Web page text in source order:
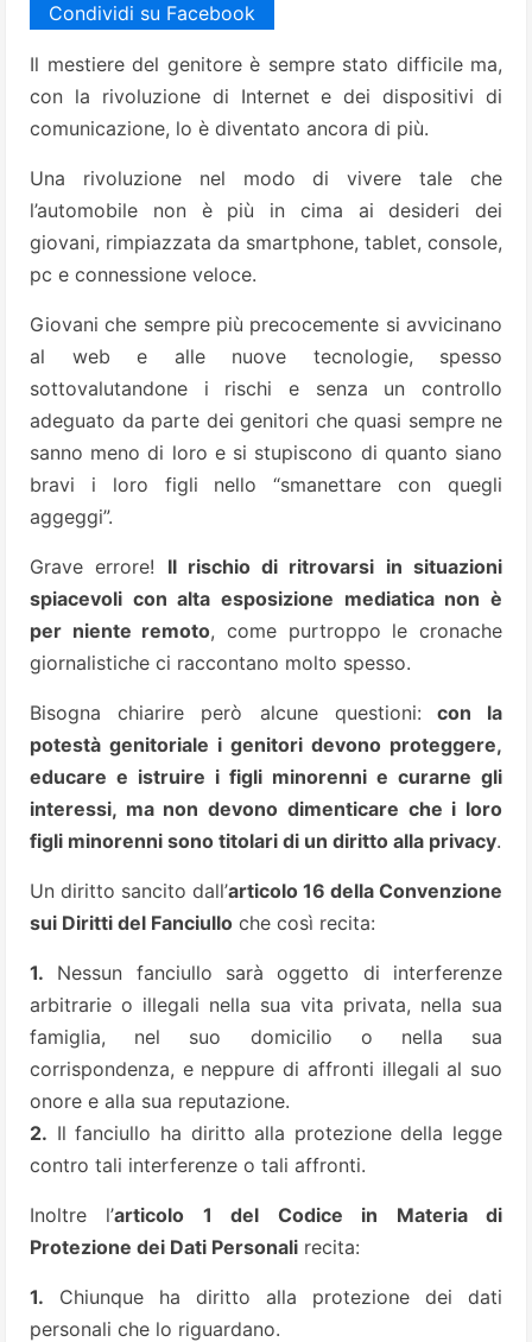
Condividi su Facebook
Il mestiere del genitore è sempre stato difficile ma,
con la rivoluzione di Internet e dei dispositivi di
comunicazione, lo è diventato ancora di più.
Una rivoluzione nel modo di vivere tale che
l’automobile non è più in cima ai desideri dei
giovani, rimpiazzata da smartphone, tablet, console,
pc e connessione veloce.
Giovani che sempre più precocemente si avvicinano
al web e alle nuove tecnologie, spesso
sottovalutandone i rischi e senza un controllo
adeguato da parte dei genitori che quasi sempre ne
sanno meno di loro e si stupiscono di quanto siano
bravi i loro figli nello “smanettare con quegli
aggeggi”.
Grave errore! Il rischio di ritrovarsi in situazioni
spiacevoli con alta esposizione mediatica non è
per niente remoto, come purtroppo le cronache
giornalistiche ci raccontano molto spesso.
Bisogna chiarire però alcune questioni: con la
potestà genitoriale i genitori devono proteggere,
educare e istruire i figli minorenni e curarne gli
interessi, ma non devono dimenticare che i loro
figli minorenni sono titolari di un diritto alla privacy.
Un diritto sancito dall’articolo 16 della Convenzione
sui Diritti del Fanciullo che così recita:
1. Nessun fanciullo sarà oggetto di interferenze
arbitrarie o illegali nella sua vita privata, nella sua
famiglia, nel suo domicilio o nella sua
corrispondenza, e neppure di affronti illegali al suo
onore e alla sua reputazione.
2. Il fanciullo ha diritto alla protezione della legge
contro tali interferenze o tali affronti.
Inoltre l’articolo 1 del Codice in Materia di
Protezione dei Dati Personali recita:
1. Chiunque ha diritto alla protezione dei dati
personali che lo riguardano.